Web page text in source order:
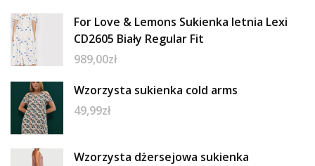
For Love & Lemons Sukienka letnia Lexi
CD2605 Biały Regular Fit
989,00zł
Wzorzysta sukienka cold arms
49,99zł
Wzorzysta dżersejowa sukienka